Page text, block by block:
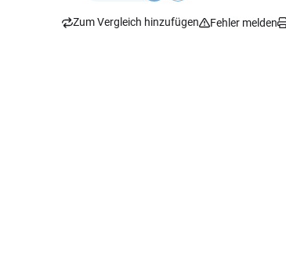
Zum Vergleich hinzufügen Fehler melden